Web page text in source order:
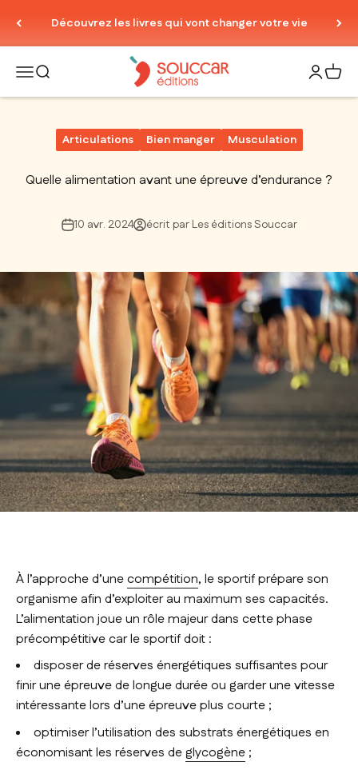
Découvrez les livres qui vont changer votre vie
Ouvrir la navigation
Ouvrir la rechercheThierry Souccar Editions Ouvrir
Voir
Articulations Bien manger Musculation
Quelle alimentation avant une épreuve d’endurance ?
10 avr. 2024 écrit par Les éditions Souccar
À l’approche d’unecompétition, le sportif prépare son
organisme afin d’exploiter au maximum ses capacités.
L’alimentation joue un rôle majeur dans cette phase
précompétitive car le sportif doit :
disposer de réserves énergétiques suffisantes pour
finir une épreuve de longue durée ou garder une vitesse
intéressante lors d’une épreuve plus courte ;
optimiser l’utilisation des substrats énergétiques en
économisant les réserves deglycogène ;